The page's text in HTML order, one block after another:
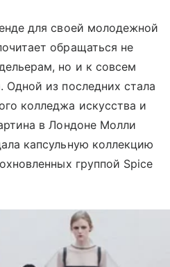
для своей молодежной
обращаться не
но и к совсем
Одной из последних стала
колледжа искусства и
в Лондоне Молли
капсульную коллекцию
группой Spice